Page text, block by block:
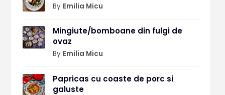
By Emilia Micu
Mingiute/bomboane din fulgi de
ovaz
By Emilia Micu
Papricas cu coaste de porc si
galuste